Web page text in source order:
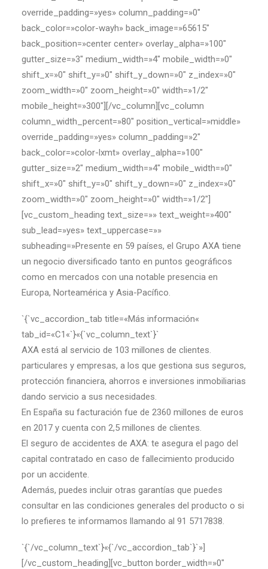
override_padding=»yes» column_padding=»0″
back_color=»color-wayh» back_image=»65615″
back_position=»center center» overlay_alpha=»100″
gutter_size=»3″ medium_width=»4″ mobile_width=»0″
shift_x=»0″ shift_y=»0″ shift_y_down=»0″ z_index=»0″
zoom_width=»0″ zoom_height=»0″ width=»1/2″
mobile_height=»300″][/vc_column][vc_column
column_width_percent=»80″ position_vertical=»middle»
override_padding=»yes» column_padding=»2″
back_color=»color-lxmt» overlay_alpha=»100″
gutter_size=»2″ medium_width=»4″ mobile_width=»0″
shift_x=»0″ shift_y=»0″ shift_y_down=»0″ z_index=»0″
zoom_width=»0″ zoom_height=»0″ width=»1/2″]
[vc_custom_heading text_size=»» text_weight=»400″
sub_lead=»yes» text_uppercase=»»
subheading=»Presente en 59 países, el Grupo AXA tiene
un negocio diversificado tanto en puntos geográficos
como en mercados con una notable presencia en
Europa, Norteamérica y Asia-Pacífico.
`{`vc_accordion_tab title=«Más información«
tab_id=«C1«`}«{`vc_column_text`}`
AXA está al servicio de 103 millones de clientes.
particulares y empresas, a los que gestiona sus seguros,
protección financiera, ahorros e inversiones inmobiliarias
dando servicio a sus necesidades.
En España su facturación fue de 2360 millones de euros
en 2017 y cuenta con 2,5 millones de clientes.
El seguro de accidentes de AXA: te asegura el pago del
capital contratado en caso de fallecimiento producido
por un accidente.
Además, puedes incluir otras garantías que puedes
consultar en las condiciones generales del producto o si
lo prefieres te informamos llamando al 91 5717838.
`{`/vc_column_text`}«{`/vc_accordion_tab`}`»]
[/vc_custom_heading][vc_button border_width=»0″